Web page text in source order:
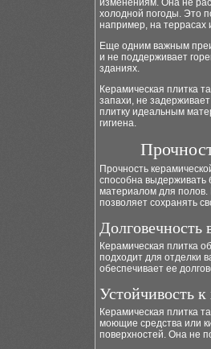
изменениям. Она не
холодной погоды. Это
например, на террасах
Еще одним важным
и не поддерживает
зданиях.
Керамическая плитка
запахи, не
плитку идеальным
гигиена.
Прочность
способна выдерживать
материалом для полов.
позволяет сохранять
Керамическая плитка
подходит для отделки
обеспечивает ее
Устойчивость
Керамическая плитка
моющие средства или
поверхностей. Она не